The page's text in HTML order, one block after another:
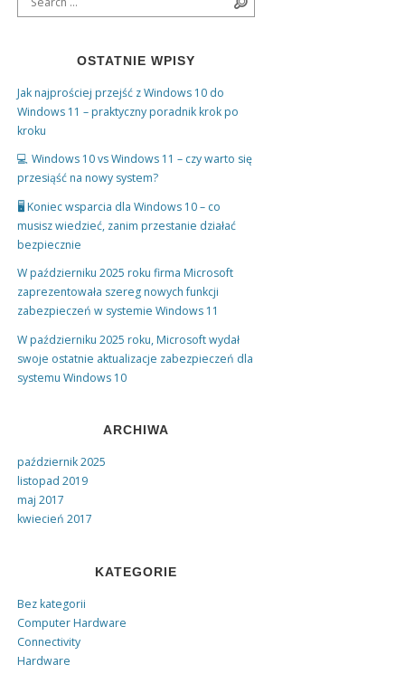
OSTATNIE WPISY
Jak najprościej przejść z Windows 10 do
Windows 11 – praktyczny poradnik krok po
kroku
💻 Windows 10 vs Windows 11 – czy warto się
przesiąść na nowy system?
🖥️ Koniec wsparcia dla Windows 10 – co
musisz wiedzieć, zanim przestanie działać
bezpiecznie
W październiku 2025 roku firma Microsoft
zaprezentowała szereg nowych funkcji
zabezpieczeń w systemie Windows 11
W październiku 2025 roku, Microsoft wydał
swoje ostatnie aktualizacje zabezpieczeń dla
systemu Windows 10
ARCHIWA
październik 2025
listopad 2019
maj 2017
kwiecień 2017
KATEGORIE
Bez kategorii
Computer Hardware
Connectivity
Hardware